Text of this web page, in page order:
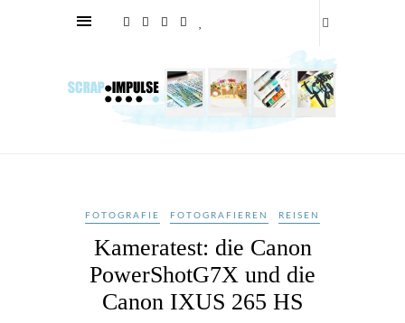
FOTOGRAFIE FOTOGRAFIEREN REISEN
Kameratest: die Canon
PowerShotG7X und die
Canon IXUS 265 HS